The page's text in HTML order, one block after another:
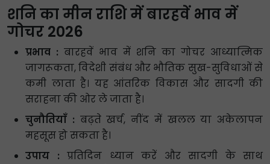
शनि का मीन राशि में बारहवें भाव में
गोचर 2026
प्रभाव : बारहवें भाव में शनि का गोचर आध्यात्मिक
जागरूकता, विदेशी संबंध और भौतिक सुख-सुविधाओं से
कमी लाता है। यह आंतरिक विकास और सादगी की
सराहना की ओर ले जाता है।
चुनौतियाँ : बढ़ते खर्च, नींद में खलल या अकेलापन
महसूस हो सकता है।
उपाय : प्रतिदिन ध्यान करें और सादगी के साथ